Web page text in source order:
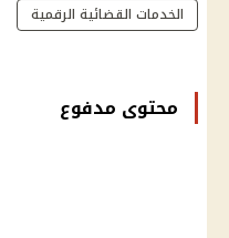
الخدمات القضائية الرقمية
محتوى مدفوع